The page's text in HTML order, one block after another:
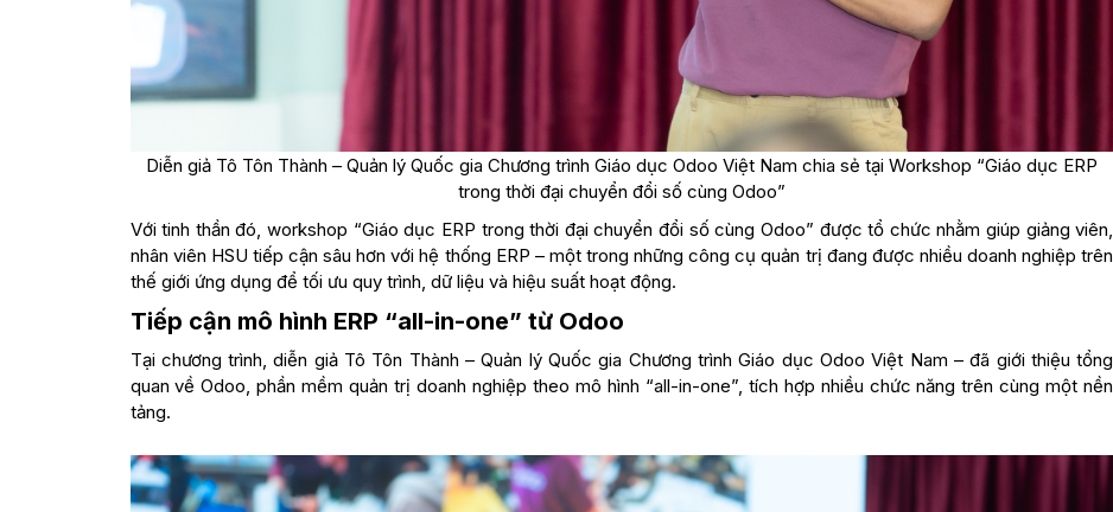
Diễn giả Tô Tôn Thành – Quản lý Quốc gia Chương trình Giáo dục Odoo Việt Nam chia sẻ tại Workshop “Giáo dục ERP
trong thời đại chuyển đổi số cùng Odoo”
Với tinh thần đó, workshop “Giáo dục ERP trong thời đại chuyển đổi số cùng Odoo” được tổ chức nhằm giúp giảng viên,
nhân viên HSU tiếp cận sâu hơn với hệ thống ERP – một trong những công cụ quản trị đang được nhiều doanh nghiệp trên
thế giới ứng dụng để tối ưu quy trình, dữ liệu và hiệu suất hoạt động.
Tiếp cận mô hình ERP “all-in-one” từ Odoo
Tại chương trình, diễn giả Tô Tôn Thành – Quản lý Quốc gia Chương trình Giáo dục Odoo Việt Nam – đã giới thiệu tổng
quan về Odoo, phần mềm quản trị doanh nghiệp theo mô hình “all-in-one”, tích hợp nhiều chức năng trên cùng một nền
tảng.